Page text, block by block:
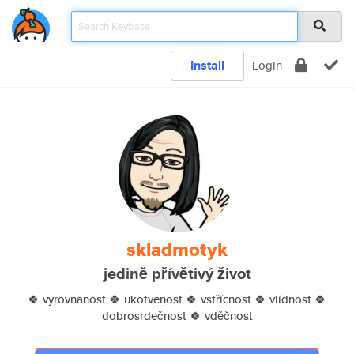
Install Login
skladmotyk
jedině přívětivý život
🍀 vyrovnanost 🍀 ukotvenost 🍀 vstřícnost 🍀 vlídnost 🍀
dobrosrdečnost 🍀 vděčnost